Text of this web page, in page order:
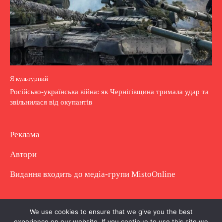
Я культурний
Російсько-українська війна: як Чернігівщина тримала удар та
звільнилася від окупантів
Реклама
Автори
Видання входить до медіа-групи MistoOnline
Copyright © Повне використання матеріалу
We use cookies to ensure that we give you the best